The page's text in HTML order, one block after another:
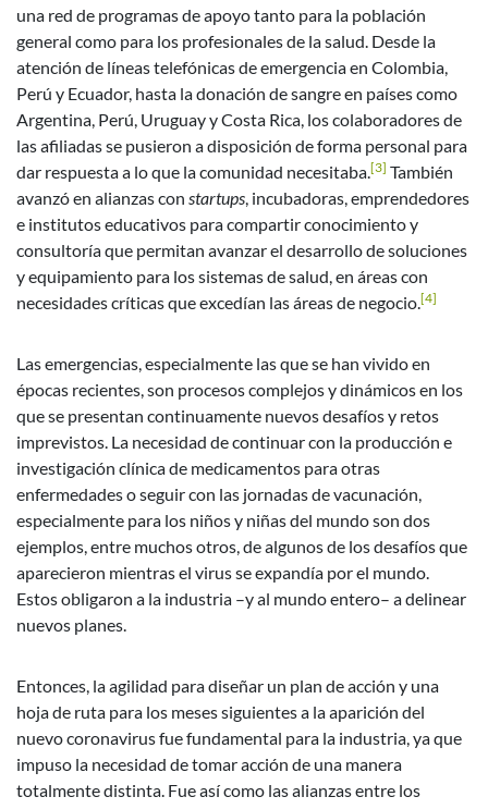
una red de programas de apoyo tanto para la población
general como para los profesionales de la salud. Desde la
atención de líneas telefónicas de emergencia en Colombia,
Perú y Ecuador, hasta la donación de sangre en países como
Argentina, Perú, Uruguay y Costa Rica, los colaboradores de
las afiliadas se pusieron a disposición de forma personal para
dar respuesta a lo que la comunidad necesitaba.[3] También
avanzó en alianzas con startups, incubadoras, emprendedores
e institutos educativos para compartir conocimiento y
consultoría que permitan avanzar el desarrollo de soluciones
y equipamiento para los sistemas de salud, en áreas con
necesidades críticas que excedían las áreas de negocio.[4]
Las emergencias, especialmente las que se han vivido en
épocas recientes, son procesos complejos y dinámicos en los
que se presentan continuamente nuevos desafíos y retos
imprevistos. La necesidad de continuar con la producción e
investigación clínica de medicamentos para otras
enfermedades o seguir con las jornadas de vacunación,
especialmente para los niños y niñas del mundo son dos
ejemplos, entre muchos otros, de algunos de los desafíos que
aparecieron mientras el virus se expandía por el mundo.
Estos obligaron a la industria –y al mundo entero– a delinear
nuevos planes.
Entonces, la agilidad para diseñar un plan de acción y una
hoja de ruta para los meses siguientes a la aparición del
nuevo coronavirus fue fundamental para la industria, ya que
impuso la necesidad de tomar acción de una manera
totalmente distinta. Fue así como las alianzas entre los